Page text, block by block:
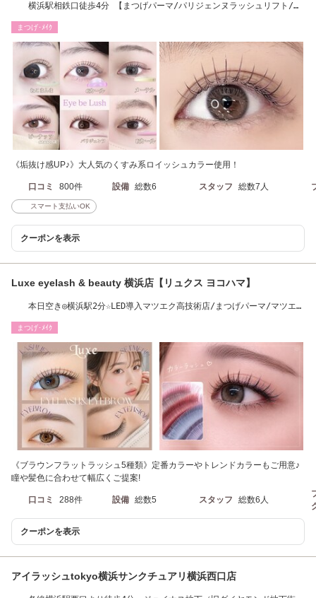
横浜駅相鉄口徒歩4分 【まつげパーマ/パリジェンヌラッシュリフト/ま
まつげ･ﾒｲｸ
《垢抜け感UP♪》大人気のくすみ系ロイッシュカラー使用！
口コミ 800件 設備 総数6 スタッフ 総数7人
スマート支払いOK
クーポンを表示
Luxe eyelash & beauty 横浜店【リュクス ヨコハマ】
本日空き◎横浜駅2分☆LED導入マツエク高技術店/まつげパーマ/マツエ
まつげ･ﾒｲｸ
《ブラウンフラットラッシュ5種類》定番カラーやトレンドカラーもご用意♪
瞳や髪色に合わせて幅広くご提案!
口コミ 288件 設備 総数5 スタッフ 総数6人
クーポンを表示
アイラッシュtokyo横浜サンクチュアリ横浜西口店